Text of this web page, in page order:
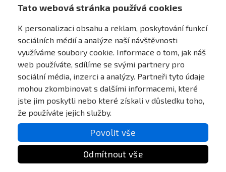
Tato webová stránka používá cookies
K personalizaci obsahu a reklam, poskytování funkcí
sociálních médií a analýze naší návštěvnosti
využíváme soubory cookie. Informace o tom, jak náš
web používáte, sdílíme se svými partnery pro
sociální média, inzerci a analýzy. Partneři tyto údaje
mohou zkombinovat s dalšími informacemi, které
jste jim poskytli nebo které získali v důsledku toho,
že používáte jejich služby.
Povolit vše
Odmítnout vše
AIRSOFT OBCHOD PRAHA
PRO ZÁKAZNÍKY
MŮJ ÚČET
ONLINE PLATEBNÍ BRÁNA